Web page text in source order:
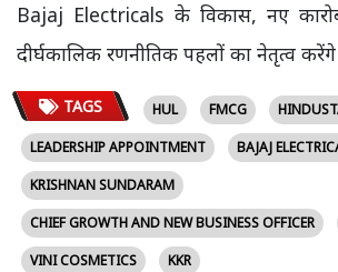
Bajaj Electricals के विकास, नए
दीर्घकालिक रणनीतिक पहलों का नेतृत्व
TAGS HUL FMCG
LEADERSHIP APPOINTMENT
BAJAJ
KRISHNAN SUNDARAM
CHIEF GROWTH AND NEW BUSINESS OFFICER
VINI COSMETICS
KKR